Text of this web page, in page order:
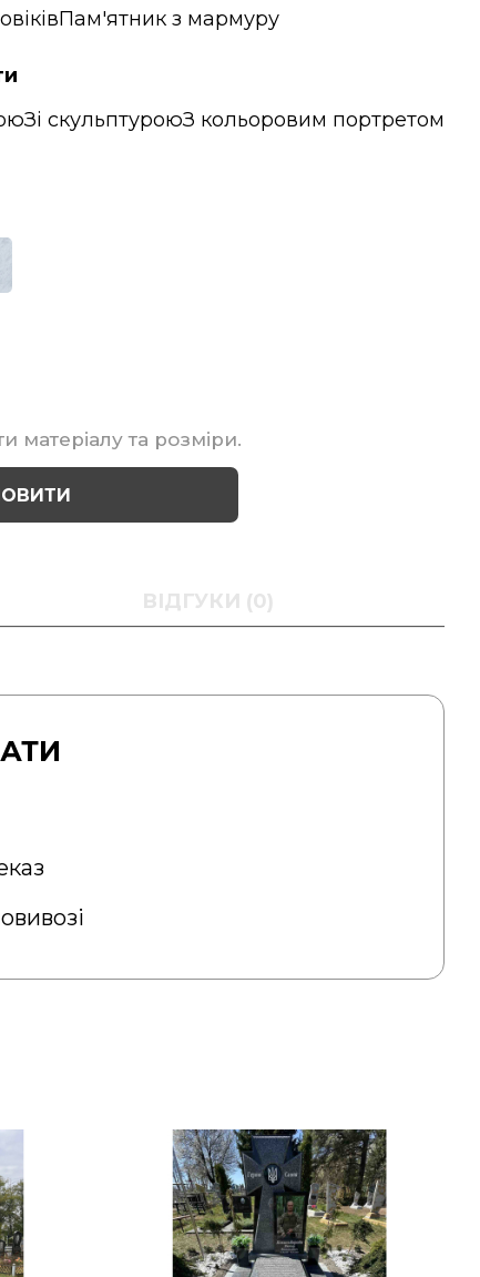
Пам'ятник з мармуру
Зі скульптуроюЗ кольоровим портретом
матеріалу та розміри.
ВІДГУКИ (0)